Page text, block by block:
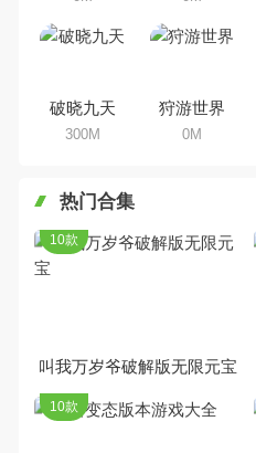
破晓九天
300M
狩游世界
0M
热门合集
叫我万岁爷破解版无限元宝
10款
10款